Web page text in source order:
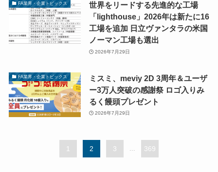
FA業界・企業トピックス
世界をリードする先進的な工場
「lighthouse」2026年は新たに16
工場を追加 日立ヴァンタラの米国
ノーマン工場も選出
2026年7月29日
FA業界・企業トピックス
ミスミ、meviy 2D 3周年＆ユーザ
ー3万人突破の感謝祭 ロゴ入りみ
るく饅頭プレゼント
2026年7月29日
1 2 3 ... 369